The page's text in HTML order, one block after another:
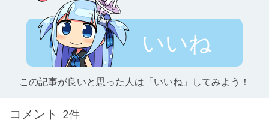
いいね
この記事が良いと思った人は「いいね」してみよう！
コメント 2件